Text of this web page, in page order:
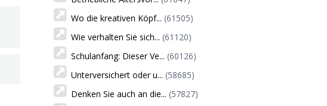
Wo die kreativen Köpf... (61505)
Wie verhalten Sie sich... (61120)
Schulanfang: Dieser Ve... (60126)
Unterversichert oder u... (58685)
Denken Sie auch an die... (57827)